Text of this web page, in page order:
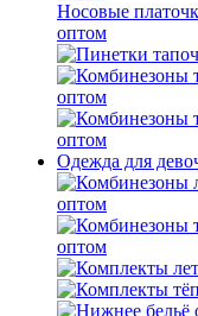
Носовые
оптом
оптом
оптом
Одежда для
оптом
оптом